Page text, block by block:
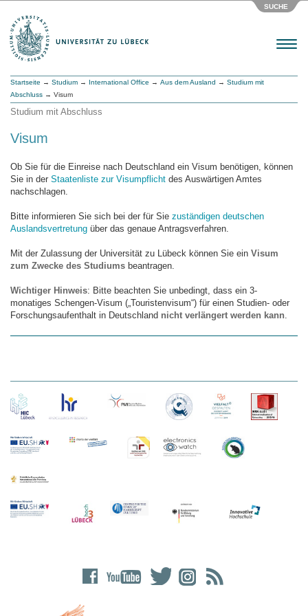
SUCHE
Menu
Startseite → Studium → International Office → Aus dem Ausland → Studium mit
Abschluss → Visum
Studium mit Abschluss
Visum
Ob Sie für die Einreise nach Deutschland ein Visum benötigen, können
Sie in der Staatenliste zur Visumpflicht des Auswärtigen Amtes
nachschlagen.
Bitte informieren Sie sich bei der für Sie zuständigen deutschen
Auslandsvertretung über das genaue Antragsverfahren.
Mit der Zulassung der Universität zu Lübeck können Sie ein Visum
zum Zwecke des Studiums beantragen.
Wichtiger Hinweis: Bitte beachten Sie unbedingt, dass ein 3-
monatiges Schengen-Visum („Touristenvisum“) für einen Studien- oder
Forschungsaufenthalt in Deutschland nicht verlängert werden kann.